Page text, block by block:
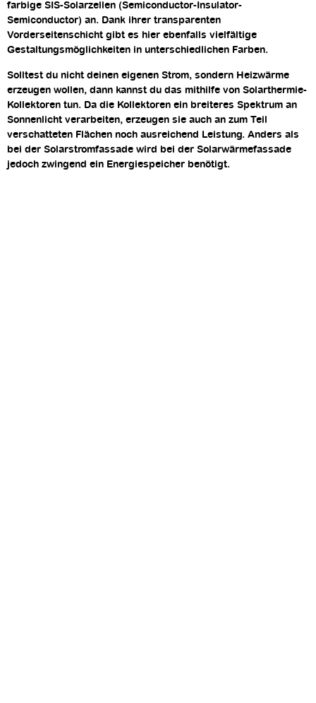
farbige SIS-Solarzellen (Semiconductor-Insulator-
Semiconductor) an. Dank ihrer transparenten
Vorderseitenschicht gibt es hier ebenfalls vielfältige
Gestaltungsmöglichkeiten in unterschiedlichen Farben.
Solltest du nicht deinen eigenen Strom, sondern Heizwärme
erzeugen wollen, dann kannst du das mithilfe von Solarthermie-
Kollektoren tun. Da die Kollektoren ein breiteres Spektrum an
Sonnenlicht verarbeiten, erzeugen sie auch an zum Teil
verschatteten Flächen noch ausreichend Leistung. Anders als
bei der Solarstromfassade wird bei der Solarwärmefassade
jedoch zwingend ein Energiespeicher benötigt.